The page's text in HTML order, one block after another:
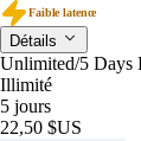
Faible latence
Détails
Unlimited/5 Days
Illimité
5 jours
22,50 $US